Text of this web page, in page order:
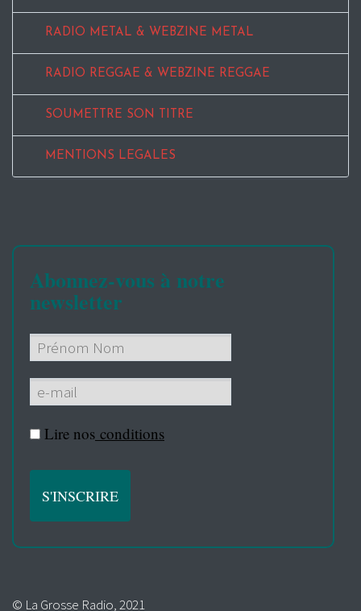
RADIO METAL & WEBZINE METAL
RADIO REGGAE & WEBZINE REGGAE
SOUMETTRE SON TITRE
MENTIONS LEGALES
Abonnez-vous à notre
newsletter
Lire nos conditions
© La Grosse Radio, 2021